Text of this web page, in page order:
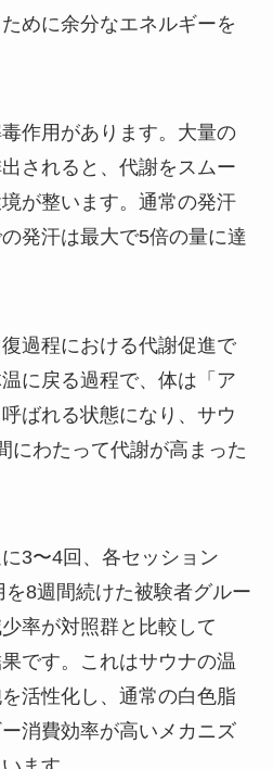
めに余分なエネルギーを
作用があります。大量の
されると、代謝をスムー
が整います。通常の発汗
発汗は最大で5倍の量に達
過程における代謝促進で
に戻る過程で、体は「ア
ばれる状態になり、サウ
にわたって代謝が高まった
3〜4回、各セッション
8週間続けた被験者グルー
率が対照群と比較して
です。これはサウナの温
活性化し、通常の白色脂
消費効率が高いメカニズ